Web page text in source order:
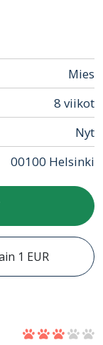
Mies
8 viikot
Nyt
00100 Helsinki
1 EUR